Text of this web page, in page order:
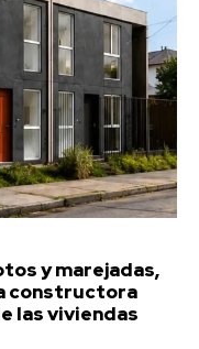
y marejadas,
constructora
las viviendas